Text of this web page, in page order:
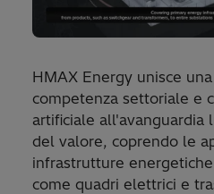
HMAX Energy unisce
competenza settoriale e
artificiale all'avanguardia
del valore, coprendo le
infrastrutture
come quadri elettrici e